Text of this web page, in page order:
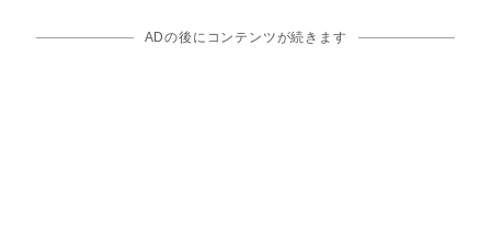
ADの後にコンテンツが続きます